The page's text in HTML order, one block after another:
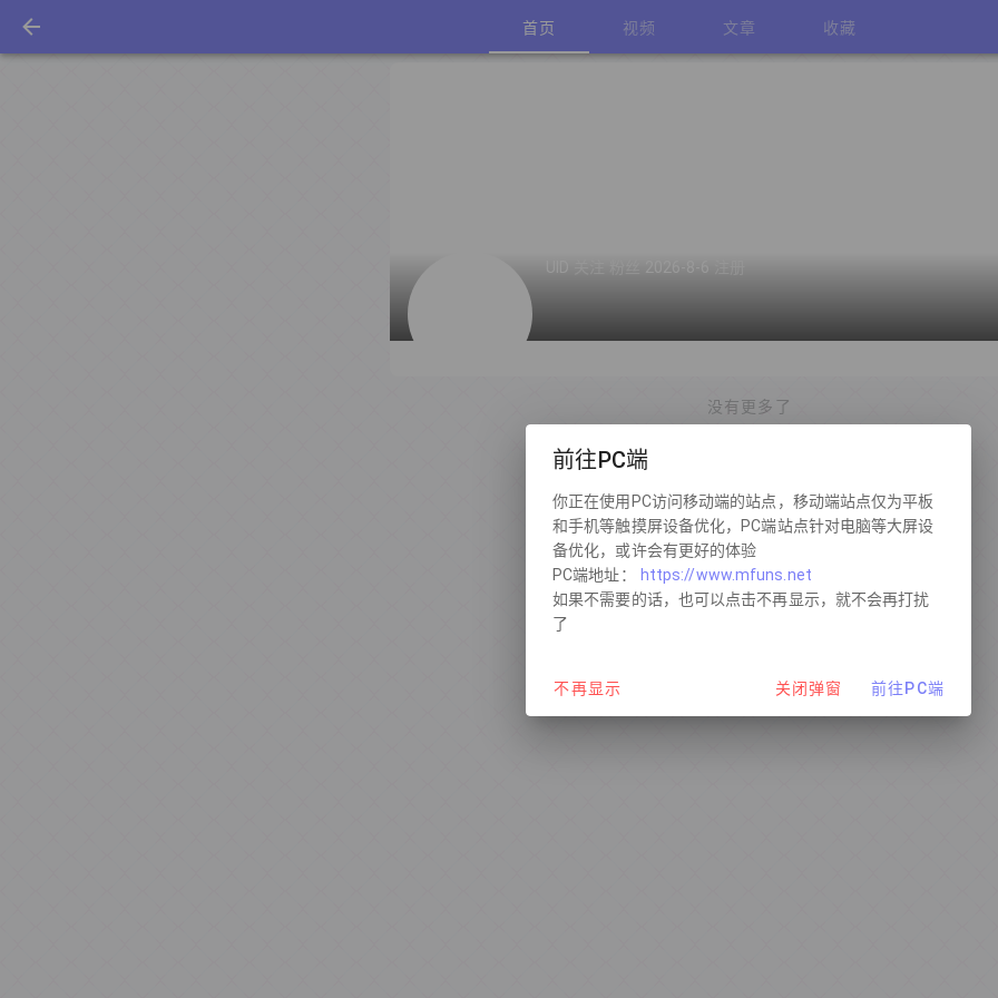
首页 视频 文章 收藏
没有更多了
前往PC端
你正在使用PC访问移动端的站点，移动端站点仅为平板
和手机等触摸屏设备优化，PC端站点针对电脑等大屏设
备优化，或许会有更好的体验
PC端地址：
https://www.mfuns.net
如果不需要的话，也可以点击不再显示，就不会再打扰
了
不再显示 关闭弹窗 前往PC端